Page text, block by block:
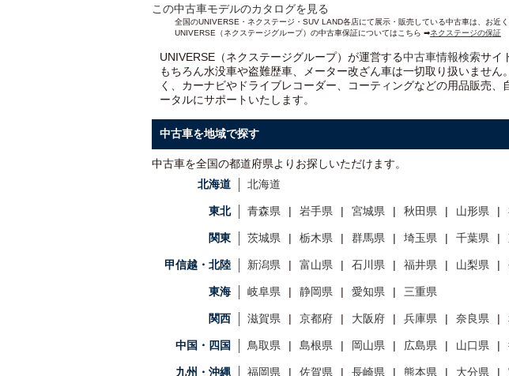
この中古車モデルのカタログを見る
全国のUNIVERSE・ネクステージ・SUV LAND各店にて展示・販売している中古車は、お近
UNIVERSE（ネクステージグループ）の中古車保証についてはこちら ➡ネクステージの保証
UNIVERSE（ネクステージグループ）が運営する中古車情報検索サイ
もちろん水没車や盗難歴車、メーター改ざん車は一切取り扱いません
く、カーナビやドライブレコーダー、コーティングなどの用品販売
ータルにサポートいたします。
中古車を地域で探す
中古車を全国の都道府県よりお探しいただけます。
北海道
北海道
東北 青森県 岩手県 宮城県 秋田県 山形県
関東 茨城県 栃木県 群馬県 埼玉県 千葉県
甲信越・北陸 新潟県 富山県 石川県 福井県 山梨県
東海 岐阜県 静岡県 愛知県 三重県
関西 滋賀県 京都府 大阪府 兵庫県 奈良県
中国・四国 鳥取県 島根県 岡山県 広島県 山口県
九州・沖縄 福岡県 佐賀県 長崎県 熊本県 大分県